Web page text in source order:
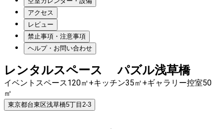
アクセス
レビュー
禁止事項・注意事項
ヘルプ・お問い合わせ
レンタルスペース パズル浅草橋
イベントスペース120㎡+キッチン35㎡+ギャラリー控室50
㎡
東京都台東区浅草橋5丁目2-3